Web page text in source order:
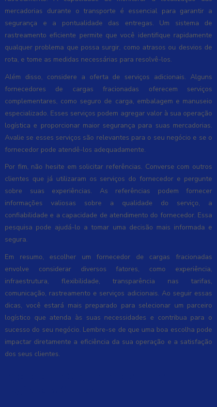
mercadorias durante o transporte é essencial para garantir a
segurança e a pontualidade das entregas. Um sistema de
rastreamento eficiente permite que você identifique rapidamente
qualquer problema que possa surgir, como atrasos ou desvios de
rota, e tome as medidas necessárias para resolvê-los.
Além disso, considere a oferta de serviços adicionais. Alguns
fornecedores de cargas fracionadas oferecem serviços
complementares, como seguro de carga, embalagem e manuseio
especializado. Esses serviços podem agregar valor à sua operação
logística e proporcionar maior segurança para suas mercadorias.
Avalie se esses serviços são relevantes para o seu negócio e se o
fornecedor pode atendê-los adequadamente.
Por fim, não hesite em solicitar referências. Converse com outros
clientes que já utilizaram os serviços do fornecedor e pergunte
sobre suas experiências. As referências podem fornecer
informações valiosas sobre a qualidade do serviço, a
confiabilidade e a capacidade de atendimento do fornecedor. Essa
pesquisa pode ajudá-lo a tomar uma decisão mais informada e
segura.
Em resumo, escolher um fornecedor de cargas fracionadas
envolve considerar diversos fatores, como experiência,
infraestrutura, flexibilidade, transparência nas tarifas,
comunicação, rastreamento e serviços adicionais. Ao seguir essas
dicas, você estará mais preparado para selecionar um parceiro
logístico que atenda às suas necessidades e contribua para o
sucesso do seu negócio. Lembre-se de que uma boa escolha pode
impactar diretamente a eficiência da sua operação e a satisfação
dos seus clientes.